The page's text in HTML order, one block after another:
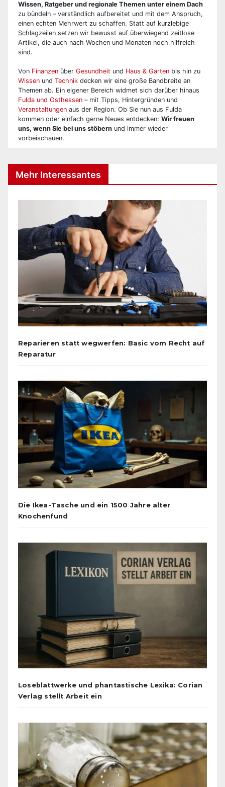
Wissen, Ratgeber und regionale Themen unter einem Dach
zu bündeln – verständlich aufbereitet und mit dem Anspruch,
einen echten Mehrwert zu schaffen. Statt auf kurzlebige
Schlagzeilen setzen wir bewusst auf überwiegend zeitlose
Artikel, die auch nach Wochen und Monaten noch hilfreich
sind.
Von Finanzen über Gesundheit und Haus & Garten bis hin zu
Wissen und Technik decken wir eine große Bandbreite an
Themen ab. Ein eigener Bereich widmet sich darüber hinaus
Fulda und Osthessen – mit Tipps, Hintergründen und
Veranstaltungen aus der Region. Ob Sie nun aus Fulda
kommen oder einfach gerne Neues entdecken: Wir freuen
uns, wenn Sie bei uns stöbern und immer wieder
vorbeischauen.
Mehr Interessantes
Reparieren statt wegwerfen: Basic vom Recht auf
Reparatur
Die Ikea-Tasche und ein 1500 Jahre alter
Knochenfund
Loseblattwerke und phantastische Lexika: Corian
Verlag stellt Arbeit ein